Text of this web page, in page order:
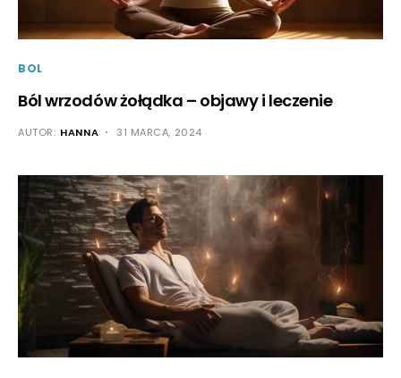
BOL
Ból wrzodów żołądka – objawy i leczenie
AUTOR: HANNA 31 MARCA, 2024